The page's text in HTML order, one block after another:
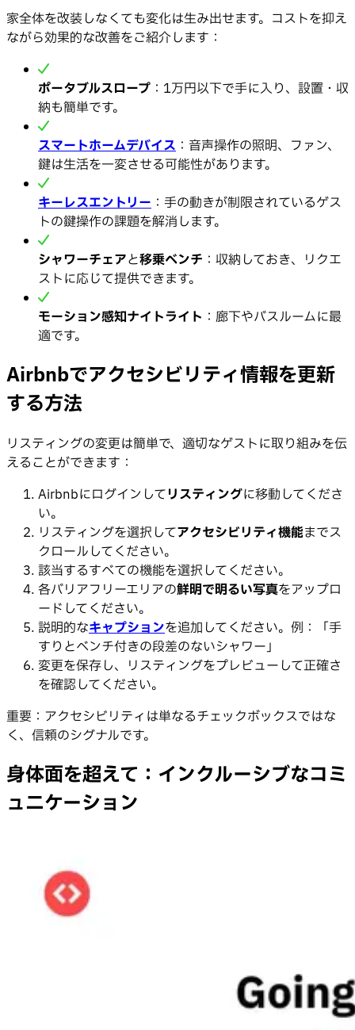
家全体を改装しなくても変化は生み出せます。コストを抑え
ながら効果的な改善をご紹介します：
ポータブルスロープ ：1万円以下で手に入り、設置・収
納も簡単です。
スマートホームデバイス ：音声操作の照明、ファン、
鍵は生活を一変させる可能性があります。
キーレスエントリー ：手の動きが制限されているゲス
トの鍵操作の課題を解消します。
シャワーチェアと移乗ベンチ ：収納しておき、リクエ
ストに応じて提供できます。
モーション感知ナイトライト ：廊下やバスルームに最
適です。
Airbnbでアクセシビリティ情報を更新
する方法
リスティングの変更は簡単で、適切なゲストに取り組みを伝
えることができます：
Airbnbにログインしてリスティングに移動してくださ
い。
リスティングを選択してアクセシビリティ機能までス
クロールしてください。
該当するすべての機能を選択してください。
各バリアフリーエリアの鮮明で明るい写真をアップロ
ードしてください。
説明的なキャプションを追加してください。例：「手
すりとベンチ付きの段差のないシャワー」
変更を保存し、リスティングをプレビューして正確さ
を確認してください。
重要：アクセシビリティは単なるチェックボックスではな
く、信頼のシグナルです。
身体面を超えて：インクルーシブなコミ
ュニケーション